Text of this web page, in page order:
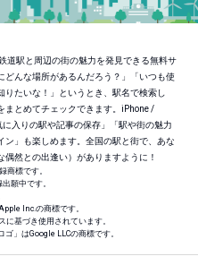
道駅と周辺の街の魅力を発見できる無料サ
どんな場所があるんだろう？」「いつも使
たいな！」というとき、駅名で検索し
まとめてチェックできます。iPhone /
入りの駅や記事の保存」「駅や街の魅力
」も楽しめます。全国の駅と街で、あな
然との出逢い）がありますように！
商標です。
願中です。
Inc.の商標です。
に基づき使用されています。
」はGoogle LLCの商標です。